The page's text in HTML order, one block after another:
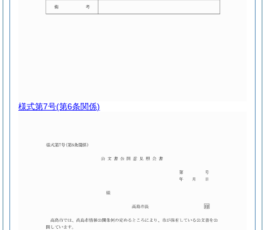
様式第7号(第6条関係)